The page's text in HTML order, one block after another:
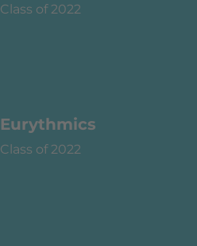
Class of 2022
Eurythmics
Class of 2022